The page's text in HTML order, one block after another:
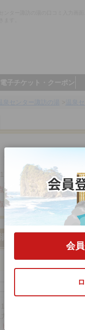
電子チケット・クーポン
群馬県／奥利
」
文字以内
での投稿は、再編集や削除
会